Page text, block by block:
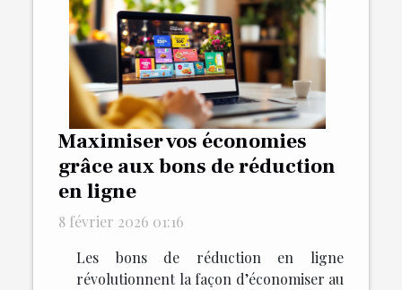
Maximiser vos économies
grâce aux bons de réduction
en ligne
8 février 2026 01:16
Les bons de réduction en ligne
révolutionnent la façon d’économiser au